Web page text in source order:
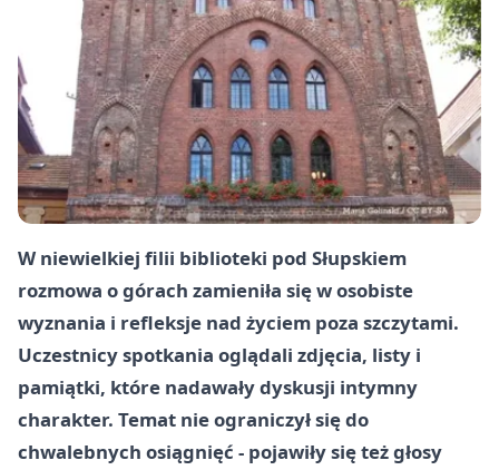
W niewielkiej filii biblioteki pod Słupskiem
rozmowa o górach zamieniła się w osobiste
wyznania i refleksje nad życiem poza szczytami.
Uczestnicy spotkania oglądali zdjęcia, listy i
pamiątki, które nadawały dyskusji intymny
charakter. Temat nie ograniczył się do
chwalebnych osiągnięć - pojawiły się też głosy